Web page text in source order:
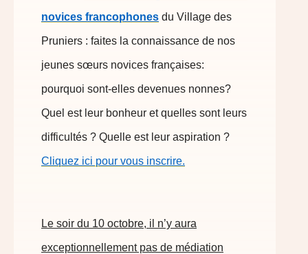
novices francophones du Village des
Pruniers : faites la connaissance de nos
jeunes sœurs novices françaises:
pourquoi sont-elles devenues nonnes?
Quel est leur bonheur et quelles sont leurs
difficultés ? Quelle est leur aspiration ?
Cliquez ici pour vous inscrire.
Le soir du 10 octobre, il n’y aura
exceptionnellement pas de médiation